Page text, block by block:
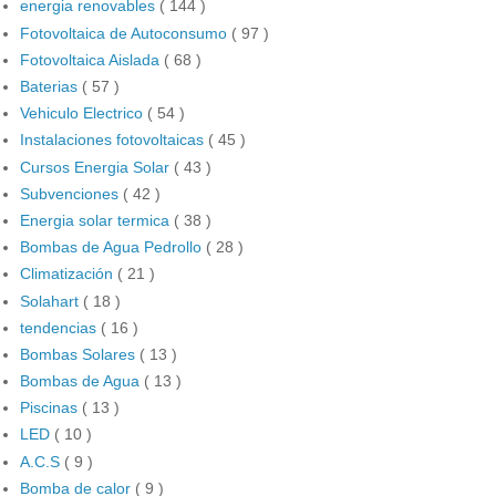
energia renovables ( 144 )
Fotovoltaica de Autoconsumo ( 97 )
Fotovoltaica Aislada ( 68 )
Baterias ( 57 )
Vehiculo Electrico ( 54 )
Instalaciones fotovoltaicas ( 45 )
Cursos Energia Solar ( 43 )
Subvenciones ( 42 )
Energia solar termica ( 38 )
Bombas de Agua Pedrollo ( 28 )
Climatización ( 21 )
Solahart ( 18 )
tendencias ( 16 )
Bombas Solares ( 13 )
Bombas de Agua ( 13 )
Piscinas ( 13 )
LED ( 10 )
A.C.S ( 9 )
Bomba de calor ( 9 )